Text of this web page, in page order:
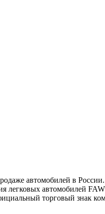
автомобилей в
легковых автомобилей
торговый знак